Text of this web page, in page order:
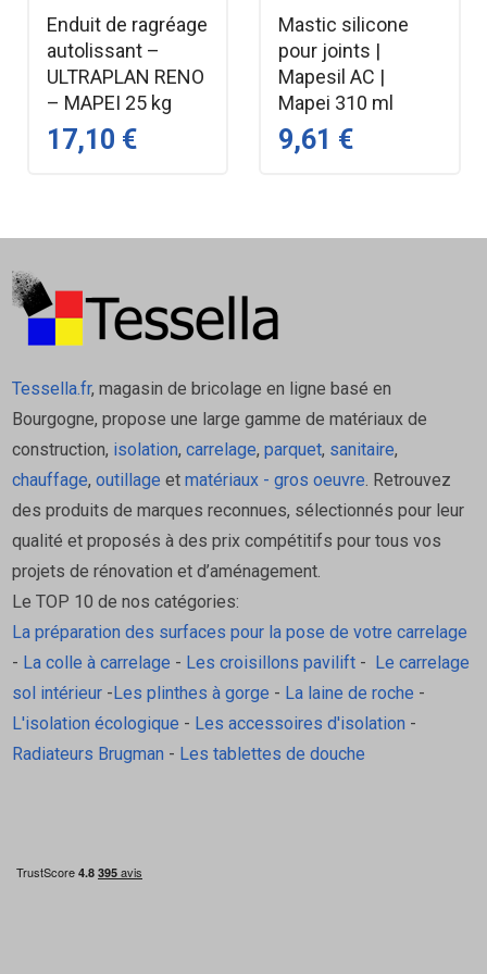
Adhérence Améliorée (C2) : Sa force d'adhérence
est supérieure à la moyenne (C1), la rendant apte
aux poses les plus exigeantes (grands formats,
charges lourdes).
Anti-Glissement (T) : Très faible glissement
entre l'application de la colle au support et la pose
du carreau est étendu, offrant plus de confort et
Polyvalence des Formats : Capacité à coller des
carreaux jusqu'à 60 x 60 cm en simple encollage, et
de très grands formats en double encollage.
Caractéristiques techniques:
Marque: Mapei
Produit: Colle à carrelage en pâte – hautes
performances
Référence fabricant: Adesilex P22 Plus
Couleur: Blanc
Conditionnement: Seau en plastique (ex. 2,5 /
5 / 12 / 25 kg)
Application: Mur intérieur – carrelage mural
Enduit de ragréage
autolissant –
ULTRAPLAN RENO
– MAPEI 25 kg
17,10 €
Mastic silicone
pour joints |
Mapesil AC |
Mapei 310 ml
9,61 €
Tessella.fr, magasin de bricolage en ligne basé en
Bourgogne, propose une large gamme de matériaux de
construction, isolation, carrelage, parquet, sanitaire,
chauffage, outillage et matériaux - gros oeuvre. Retrouvez
des produits de marques reconnues, sélectionnés pour leur
qualité et proposés à des prix compétitifs pour tous vos
projets de rénovation et d’aménagement.
Le TOP 10 de nos catégories:
La préparation des surfaces pour la pose de votre carrelage
- La colle à carrelage - Les croisillons pavilift-
Le carrelage
sol intérieur- Les plinthes à gorge - La laine de roche -
L'isolation écologique - Les accessoires d'isolation -
Radiateurs Brugman - Les tablettes de douche